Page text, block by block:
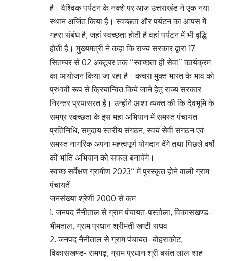
है। वैश्विक पर्यटन के नक्शे पर आज उत्तराखंड ने एक नया
स्थान अर्जित किया है। स्वच्छता और पर्यटन का आपस में
गहरा संबंध है, जहां स्वच्छता होती है वहां पर्यटन में भी वृद्धि
होती है। मुख्यमंत्री ने कहा कि राज्य सरकार द्वारा 17
सितम्बर से 02 अक्टूबर तक ’’स्वच्छता ही सेवा’’ कार्यक्रम
का आयोजन किया जा रहा है। कचरा मुक्त भारत के भाव को
प्रभावी रूप से क्रियान्वित किये जाने हेतु राज्य सरकार
निरन्तर प्रयासरत है। उन्होंने आशा व्यक्त की कि देवभूमि के
समग्र स्वच्छता के इस महा अभियान में समस्त पंचायत
प्रतिनिधि, समुदाय स्तरीय संगठन, स्वयं सेवी संगठन एवं
समस्त नागरिक अपना महत्वपूर्ण योगदान देंगे तथा पिछले वर्षों
की भांति अभियान को सफल बनायेंगे।
स्वच्छ सर्वेक्षण ग्रामीण 2023’’ में पुरस्कृत होने वाली ग्राम
पंचायतें
जनसंख्या श्रेणी 2000 से कम
1. जनपद नैनीताल से ग्राम पंचायत-पस्तोला, विकासखण्ड-
भीमताल, ग्राम प्रधान श्रीमती खष्टी राघव
2. जनपद नैनीताल से ग्राम पंचायत- बोहराकोट,
विकासखण्ड- रामगढ़, ग्राम प्रधान श्री बसंत लाल शाह